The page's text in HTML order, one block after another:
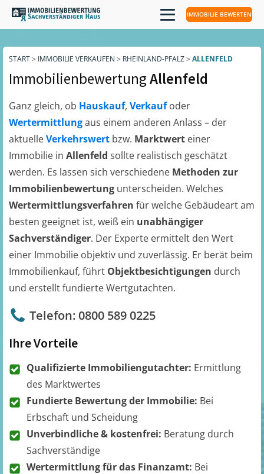
IMMOBILIE BEWERTEN
START> IMMOBILIE VERKAUFEN > RHEINLAND-PFALZ> ALLENFELD
ImmobilienbewertungAllenfeld
Ganz gleich, ob Hauskauf, Verkaufoder
Wertermittlungaus einem anderen Anlass – der
aktuelleVerkehrswert bzw. Marktwert einer
Immobilie in Allenfeld sollte realistisch geschätzt
werden. Es lassen sich verschiedene Methoden zur
Immobilienbewertung unterscheiden. Welches
Wertermittlungsverfahren für welche Gebäudeart am
besten geeignet ist, weiß ein unabhängiger
Sachverständiger. Der Experte ermittelt den Wert
einer Immobilie objektiv und zuverlässig. Er berät beim
Immobilienkauf, führt Objektbesichtigungen durch
und erstellt fundierte Wertgutachten.
Telefon: 0800 589 0225
Ihre Vorteile
Qualifizierte Immobiliengutachter: Ermittlung
des Marktwertes
Fundierte Bewertung der Immobilie: Bei
Erbschaft und Scheidung
Unverbindliche & kostenfrei: Beratung durch
Sachverständige
Wertermittlung für das Finanzamt: Bei